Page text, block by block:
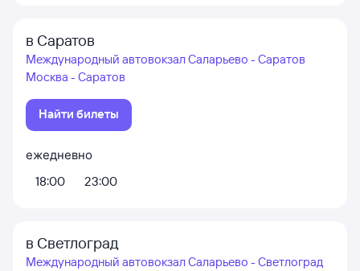
в Саратов
Международный автовокзал Саларьево - Саратов
Москва - Саратов
Найти билеты
ежедневно
18:00
23:00
в Светлоград
Международный автовокзал Саларьево - Светлоград